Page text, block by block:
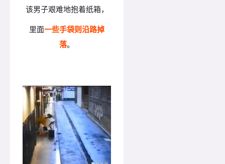
该男子艰难地抱着纸箱，
里面一些手袋则沿路掉
落。